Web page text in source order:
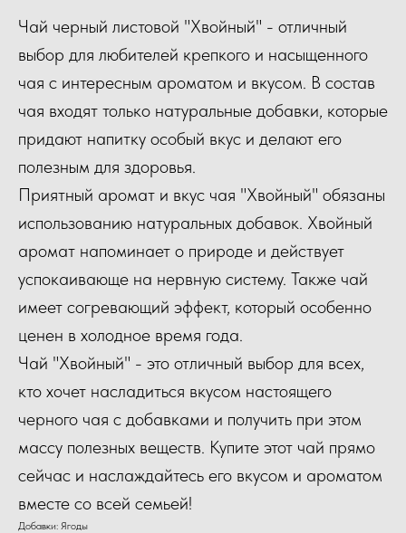
Чай черный листовой "Хвойный" - отличный
выбор для любителей крепкого и насыщенного
чая с интересным ароматом и вкусом. В состав
чая входят только натуральные добавки, которые
придают напитку особый вкус и делают его
полезным для здоровья.
Приятный аромат и вкус чая "Хвойный" обязаны
использованию натуральных добавок. Хвойный
аромат напоминает о природе и действует
успокаивающе на нервную систему. Также чай
имеет согревающий эффект, который особенно
ценен в холодное время года.
Чай "Хвойный" - это отличный выбор для всех,
кто хочет насладиться вкусом настоящего
черного чая с добавками и получить при этом
массу полезных веществ. Купите этот чай прямо
сейчас и наслаждайтесь его вкусом и ароматом
вместе со всей семьей!
Добавки: Ягоды